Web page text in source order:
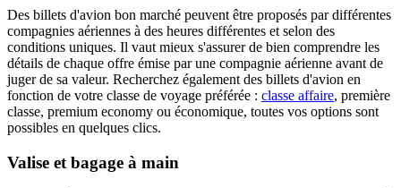
Des billets d'avion bon marché peuvent être proposés par différentes
compagnies aériennes à des heures différentes et selon des
conditions uniques. Il vaut mieux s'assurer de bien comprendre les
détails de chaque offre émise par une compagnie aérienne avant de
juger de sa valeur. Recherchez également des billets d'avion en
fonction de votre classe de voyage préférée : classe affaire, première
classe, premium economy ou économique, toutes vos options sont
possibles en quelques clics.
Valise et bagage à main